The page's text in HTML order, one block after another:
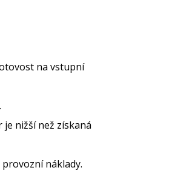
na vstupní
nižší než získaná
náklady.